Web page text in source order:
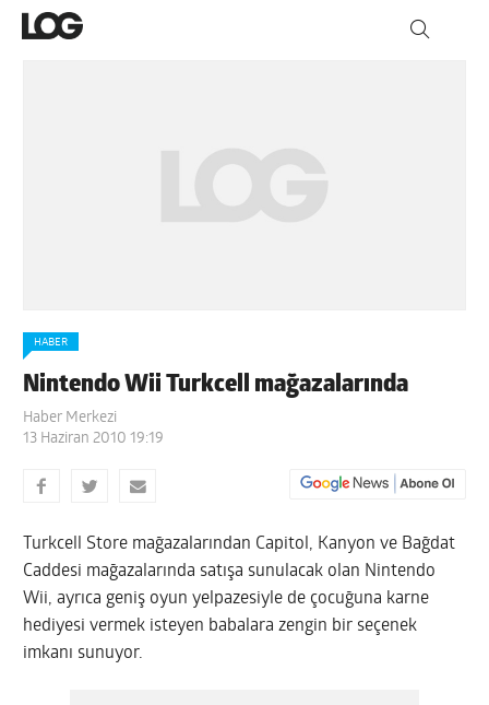
HABER
Nintendo Wii Turkcell mağazalarında
Haber Merkezi
13 Haziran 2010 19:19
Turkcell Store mağazalarından Capitol, Kanyon ve Bağdat
Caddesi mağazalarında satışa sunulacak olan Nintendo
Wii, ayrıca geniş oyun yelpazesiyle de çocuğuna karne
hediyesi vermek isteyen babalara zengin bir seçenek
imkanı sunuyor.